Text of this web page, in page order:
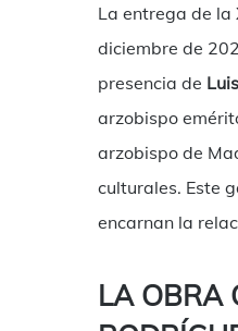
La entrega de la
diciembre de
presencia de
arzobispo
arzobispo de
culturales. Este
encarnan la
LA OBRA